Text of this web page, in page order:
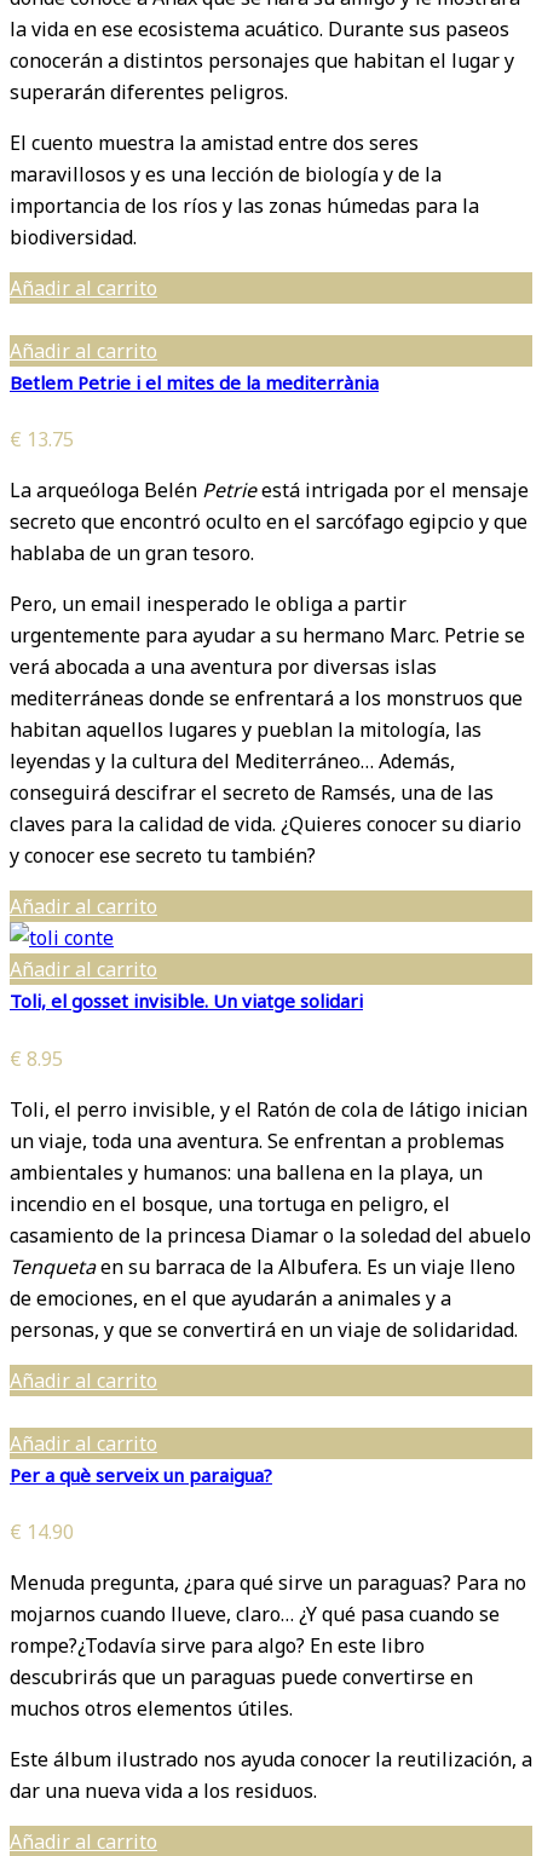
la vida en ese ecosistema acuático. Durante sus paseos
conocerán a distintos personajes que habitan el lugar y
superarán diferentes peligros.
El cuento muestra la amistad entre dos seres
maravillosos y es una lección de biología y de la
importancia de los ríos y las zonas húmedas para la
biodiversidad.
Añadir al carrito
Añadir al carrito
Betlem Petrie i el mites de la mediterrània
€ 13.75
La arqueóloga Belén Petrieestá intrigada por el mensaje
secreto que encontró oculto en el sarcófago egipcio y que
hablaba de un gran tesoro.
Pero, un email inesperado le obliga a partir
urgentemente para ayudar a su hermano Marc. Petrie se
verá abocada a una aventura por diversas islas
mediterráneas donde se enfrentará a los monstruos que
habitan aquellos lugares y pueblan la mitología, las
leyendas y la cultura del Mediterráneo… Además,
conseguirá descifrar el secreto de Ramsés, una de las
claves para la calidad de vida. ¿Quieres conocer su diario
y conocer ese secreto tu también?
Añadir al carrito
Añadir al carrito
Toli, el gosset invisible. Un viatge solidari
€ 8.95
Toli, el perro invisible, y el Ratón de cola de látigo inician
un viaje, toda una aventura. Se enfrentan a problemas
ambientales y humanos: una ballena en la playa, un
incendio en el bosque, una tortuga en peligro, el
casamiento de la princesa Diamar o la soledad del abuelo
Tenquetaen su barraca de la Albufera. Es un viaje lleno
de emociones, en el que ayudarán a animales y a
personas, y que se convertirá en un viaje de solidaridad.
Añadir al carrito
Añadir al carrito
Per a què serveix un paraigua?
€ 14.90
Menuda pregunta, ¿para qué sirve un paraguas? Para no
mojarnos cuando llueve, claro… ¿Y qué pasa cuando se
rompe?¿Todavía sirve para algo? En este libro
descubrirás que un paraguas puede convertirse en
muchos otros elementos útiles.
Este álbum ilustrado nos ayuda conocer la reutilización, a
dar una nueva vida a los residuos.
Añadir al carrito